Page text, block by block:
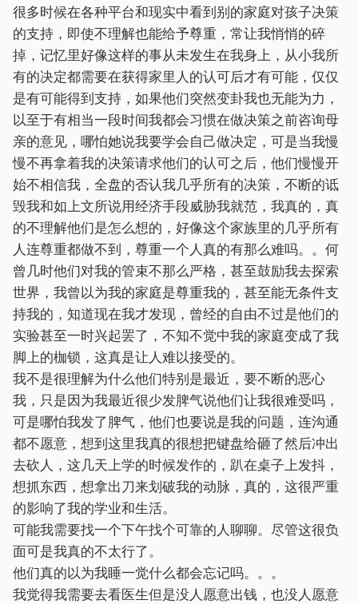
很多时候在各种平台和现实中看到别的家庭对孩子决策
的支持，即使不理解也能给予尊重，常让我悄悄的碎
掉，记忆里好像这样的事从未发生在我身上，从小我所
有的决定都需要在获得家里人的认可后才有可能，仅仅
是有可能得到支持，如果他们突然变卦我也无能为力，
以至于有相当一段时间我都会习惯在做决策之前咨询母
亲的意见，哪怕她说我要学会自己做决定，可是当我慢
慢不再拿着我的决策请求他们的认可之后，他们慢慢开
始不相信我，全盘的否认我几乎所有的决策，不断的诋
毁我和如上文所说用经济手段威胁我就范，我真的，真
的不理解他们是怎么想的，好像这个家族里的几乎所有
人连尊重都做不到，尊重一个人真的有那么难吗。。何
曾几时他们对我的管束不那么严格，甚至鼓励我去探索
世界，我曾以为我的家庭是尊重我的，甚至能无条件支
持我的，知道现在我才发现，曾经的自由不过是他们的
实验甚至一时兴起罢了，不知不觉中我的家庭变成了我
脚上的枷锁，这真是让人难以接受的。
我不是很理解为什么他们特别是最近，要不断的恶心
我，只是因为我最近很少发脾气说他们让我很难受吗，
可是哪怕我发了脾气，他们也要说是我的问题，连沟通
都不愿意，想到这里我真的很想把键盘给砸了然后冲出
去砍人，这几天上学的时候发作的，趴在桌子上发抖，
想抓东西，想拿出刀来划破我的动脉，真的，这很严重
的影响了我的学业和生活。
可能我需要找一个下午找个可靠的人聊聊。尽管这很负
面可是我真的不太行了。
他们真的以为我睡一觉什么都会忘记吗。。。
我觉得我需要去看医生但是没人愿意出钱，也没人愿意